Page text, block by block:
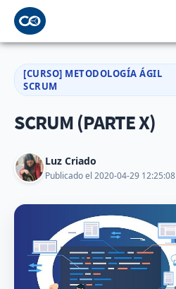
[CURSO] METODOLOGÍA ÁGIL
SCRUM
SCRUM (PARTE X)
Luz Criado
Publicado el 2020-04-29 12:25:08